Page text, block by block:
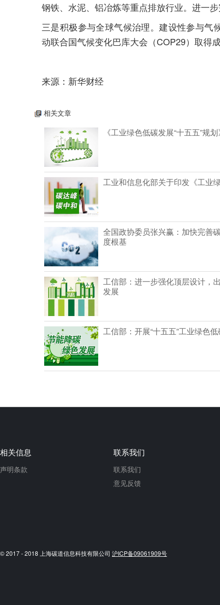
钢铁、水泥、铝冶炼等重点排放行业。进一
三是积极参与全球气候治理。建设性参与气
动联合国气候变化巴库大会（COP29）取得
来源：新华财经
相关文章
《工业绿色低碳发展“十五五”规
工业和信息化部关于印发《工业
全国政协委员张兴赢：加快完善
度根基
工信部：进一步强化顶层设计，
发展
工信部：开展“十五五”工业绿色
相关信息
声明条款
联系我们
联系我们
意见反馈
© 2017 - 2018 上海碳道信息科技有限公司 沪ICP备09061909号